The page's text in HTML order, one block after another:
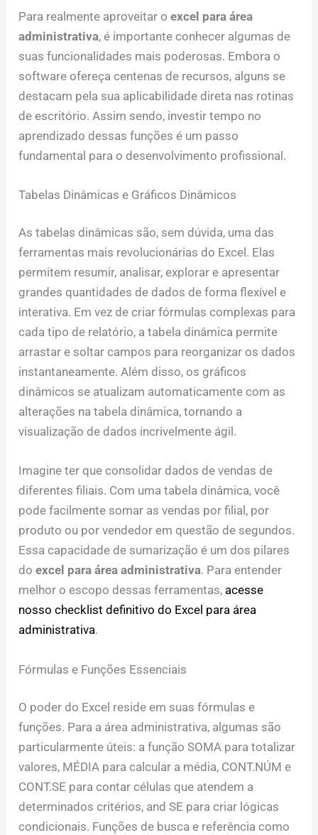
Para realmente aproveitar oexcel para área
administrativa, é importante conhecer algumas de
suas funcionalidades mais poderosas. Embora o
software ofereça centenas de recursos, alguns se
destacam pela sua aplicabilidade direta nas rotinas
de escritório. Assim sendo, investir tempo no
aprendizado dessas funções é um passo
fundamental para o desenvolvimento profissional.
Tabelas Dinâmicas e Gráficos Dinâmicos
As tabelas dinâmicas são, sem dúvida, uma das
ferramentas mais revolucionárias do Excel. Elas
permitem resumir, analisar, explorar e apresentar
grandes quantidades de dados de forma flexível e
interativa. Em vez de criar fórmulas complexas para
cada tipo de relatório, a tabela dinâmica permite
arrastar e soltar campos para reorganizar os dados
instantaneamente. Além disso, os gráficos
dinâmicos se atualizam automaticamente com as
alterações na tabela dinâmica, tornando a
visualização de dados incrivelmente ágil.
Imagine ter que consolidar dados de vendas de
diferentes filiais. Com uma tabela dinâmica, você
pode facilmente somar as vendas por filial, por
produto ou por vendedor em questão de segundos.
Essa capacidade de sumarização é um dos pilares
doexcel para área administrativa. Para entender
melhor o escopo dessas ferramentas, acesse
nosso checklist definitivo do Excel para área
administrativa.
Fórmulas e Funções Essenciais
O poder do Excel reside em suas fórmulas e
funções. Para a área administrativa, algumas são
particularmente úteis: a função SOMA para totalizar
valores, MÉDIA para calcular a média, CONT.NÚM e
CONT.SE para contar células que atendem a
determinados critérios, and SE para criar lógicas
condicionais. Funções de busca e referência como